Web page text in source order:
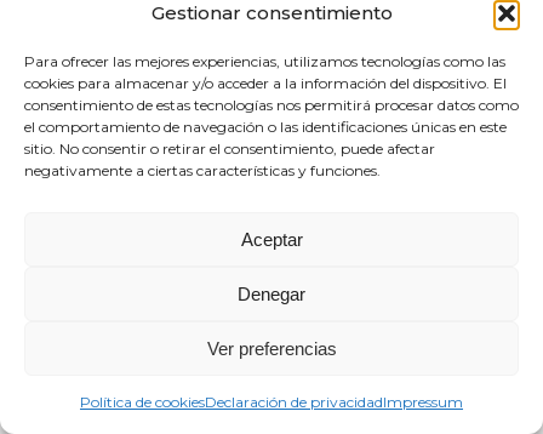
Gestionar consentimiento
Para ofrecer las mejores experiencias, utilizamos tecnologías como las
cookies para almacenar y/o acceder a la información del dispositivo. El
consentimiento de estas tecnologías nos permitirá procesar datos como
el comportamiento de navegación o las identificaciones únicas en este
sitio. No consentir o retirar el consentimiento, puede afectar
negativamente a ciertas características y funciones.
Aceptar
Denegar
Ver preferencias
Política de cookiesDeclaración de privacidadImpressum
compra ...
COMENTARIOS RECIENTES
URLenContacto
My HomepageenContacto